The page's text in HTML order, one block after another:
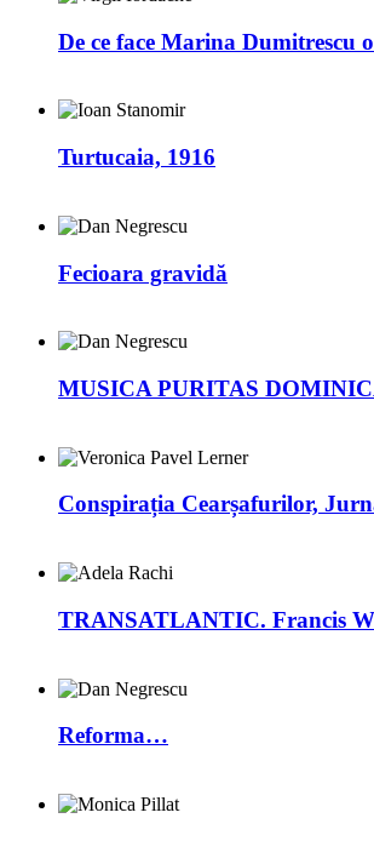
De ce face Marina Dumitrescu
Turtucaia, 1916
Fecioara gravidă
MUSICA PURITAS
Conspirația Cearșafurilor,
TRANSATLANTIC. Francis
Reforma…